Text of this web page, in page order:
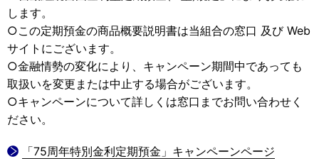
します。
○この定期預金の商品概要説明書は当組合の窓口 及び Web
サイトにございます。
○金融情勢の変化により、キャンペーン期間中であっても
取扱いを変更または中止する場合がございます。
○キャンペーンについて詳しくは窓口までお問い合わせく
ださい。
「75周年特別金利定期預金」キャンペーンページ